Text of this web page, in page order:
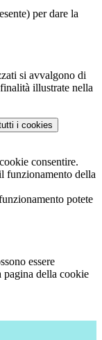
per dare la
si avvalgono di
illustrate nella
i cookies
consentire.
funzionamento della
potete
essere
pagina della cookie